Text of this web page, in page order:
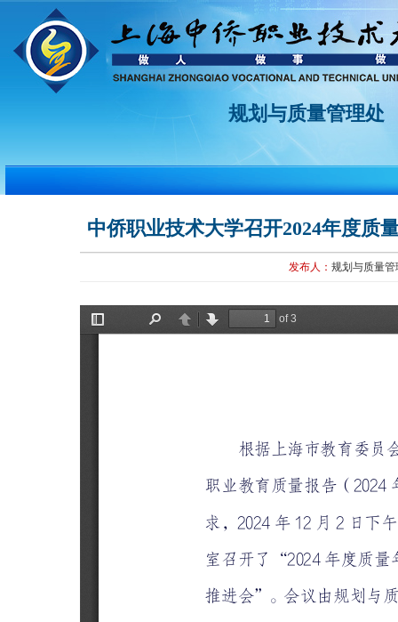
规划与质量管理处
中侨职业技术大学召开2024年度质
发布人： 规划与质量